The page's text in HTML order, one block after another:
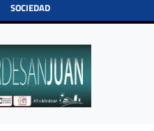
SOCIEDAD